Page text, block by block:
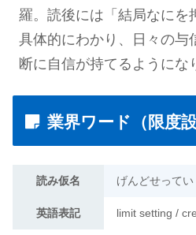
羅。読後には「結局なにを
具体的にわかり、日々の与
断に自信が持てるようにな
業界ワード（限度設
読み仮名 げんどせってい
英語表記 limit setting /